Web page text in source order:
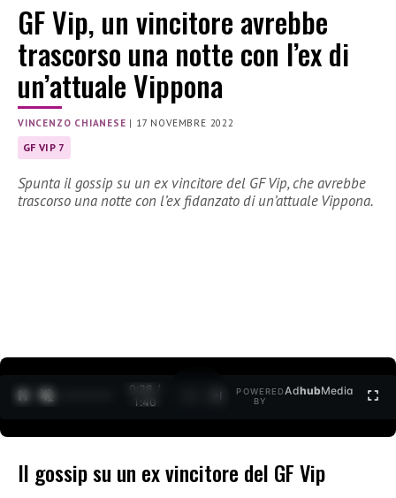
GF Vip, un vincitore avrebbe
trascorso una notte con l’ex di
un’attuale Vippona
VINCENZO CHIANESE | 17 NOVEMBRE 2022
GF VIP 7
Spunta il gossip su un ex vincitore del GF Vip, che avrebbe
trascorso una notte con l’ex fidanzato di un’attuale Vippona.
0:29 /
1:40
POWERED
BY
AdhubMedia
Il gossip su un ex vincitore del GF Vip